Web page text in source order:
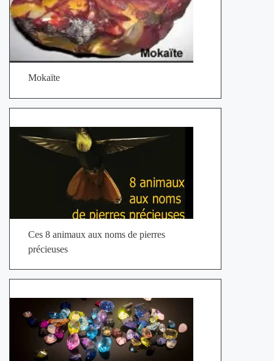
Mokaïte
Ces 8 animaux aux noms de pierres
précieuses